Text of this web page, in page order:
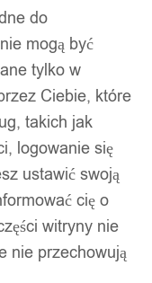
do
mogą być
tylko w
Ciebie, które
takich jak
logowanie się
ustawić swoją
cię o
witryny nie
nie przechowują